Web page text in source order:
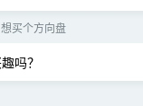
买个方向盘
吗？